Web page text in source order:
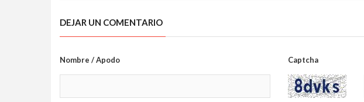
DEJAR UN COMENTARIO
Nombre / Apodo Captcha